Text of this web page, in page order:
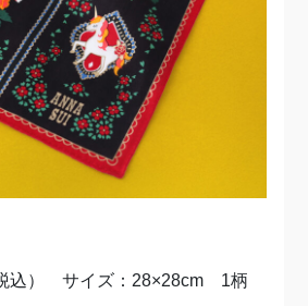
込） サイズ：28×28cm 1柄